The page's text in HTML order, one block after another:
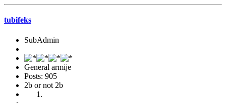
tubifeks
SubAdmin
General armije
Posts: 905
2b or not 2b